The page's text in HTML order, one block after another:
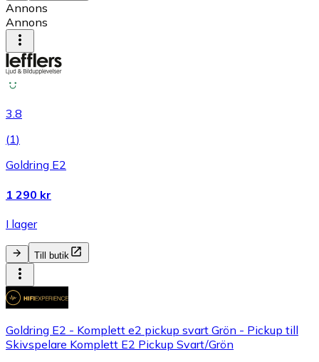
Annons
Annons
3.8
(1)
Goldring E2
1 290 kr
I lager
Till butik
Goldring E2 - Komplett e2 pickup svart Grön - Pickup till
Skivspelare Komplett E2 Pickup Svart/Grön